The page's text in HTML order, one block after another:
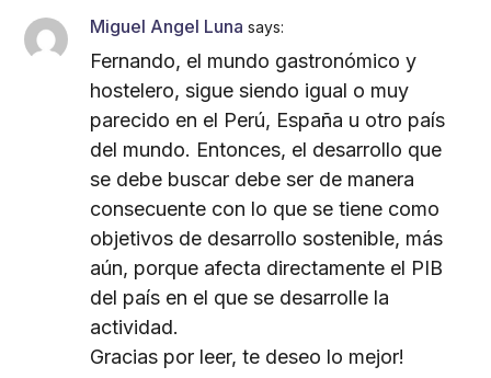
Miguel Angel Lunasays:
Fernando, el mundo gastronómico y
hostelero, sigue siendo igual o muy
parecido en el Perú, España u otro país
del mundo. Entonces, el desarrollo que
se debe buscar debe ser de manera
consecuente con lo que se tiene como
objetivos de desarrollo sostenible, más
aún, porque afecta directamente el PIB
del país en el que se desarrolle la
actividad.
Gracias por leer, te deseo lo mejor!